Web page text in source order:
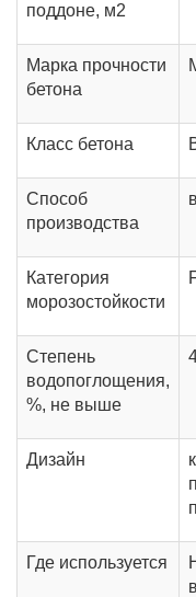
поддоне, м2
Марка прочности
бетона
Класс бетона
Способ
производства
Категория
морозостойкости
Степень
водопоглощения,
%, не выше
Дизайн
Где используется